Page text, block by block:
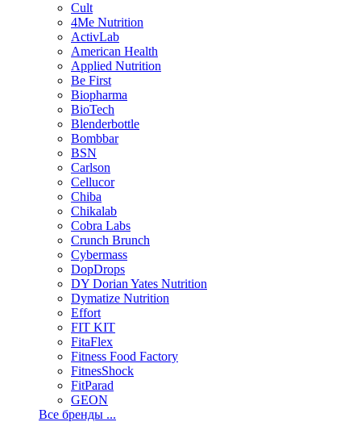
Cult
4Me Nutrition
ActivLab
American Health
Applied Nutrition
Be First
Biopharma
BioTech
Blenderbottle
Bombbar
BSN
Carlson
Cellucor
Chiba
Chikalab
Cobra Labs
Crunch Brunch
Cybermass
DopDrops
DY Dorian Yates Nutrition
Dymatize Nutrition
Effort
FIT KIT
FitaFlex
Fitness Food Factory
FitnesShock
FitParad
GEON
Все бренды ...